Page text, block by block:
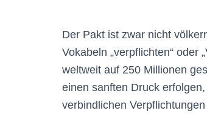
Der Pakt ist zwar nicht
Vokabeln „verpflichten“ oder
weltweit auf 250 Millionen
einen sanften Druck
verbindlichen